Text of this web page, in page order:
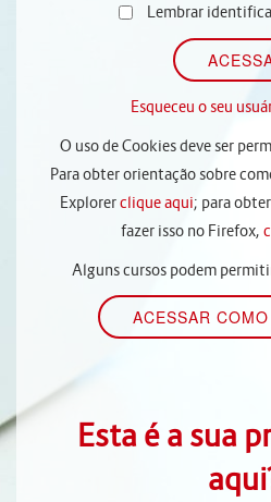
Lembrar
Esqueceu o seu
O uso de Cookies deve ser
Para obter orientação sobre
Explorerclique aqui; para
fazer isso no Firefox,
Alguns cursos podem
Esta é a sua